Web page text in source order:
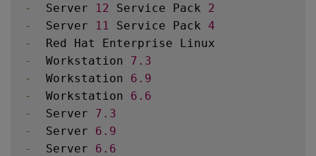
-
  Server
12 Service Pack 2
-
  Server
11 Service Pack 4
-
-
  Workstation
7.3
-
  Workstation
6.9
-
  Workstation
6.6
-
  Server
7.3
-
  Server
6.9
-
  Server
6.6